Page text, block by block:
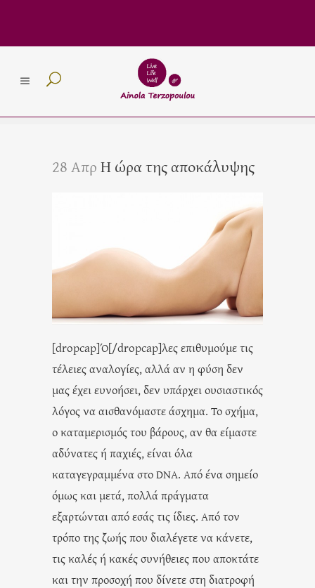
28 ΑπρΗ ώρα της αποκάλυψης
[dropcap]Ό[/dropcap]λες επιθυμούμε τις
τέλειες αναλογίες, αλλά αν η φύση δεν
μας έχει ευνοήσει, δεν υπάρχει ουσιαστικός
λόγος να αισθανόμαστε άσχημα. Το σχήμα,
ο καταμερισμός του βάρους, αν θα είμαστε
αδύνατες ή παχιές, είναι όλα
καταγεγραμμένα στο DNA. Από ένα σημείο
όμως και μετά, πολλά πράγματα
εξαρτώνται από εσάς τις ίδιες. Από τον
τρόπο της ζωής που διαλέγετε να κάνετε,
τις καλές ή κακές συνήθειες που αποκτάτε
και την προσοχή που δίνετε στη διατροφή